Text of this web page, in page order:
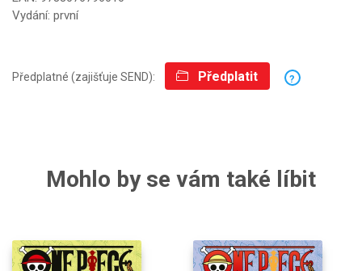
Vydání: první
Předplatné (zajišťuje SEND): Předplatit ?
Mohlo by se vám také líbit